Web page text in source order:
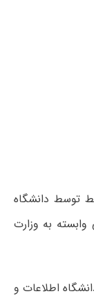
توسط دانشگاه
به وزارت
اطلاعات و